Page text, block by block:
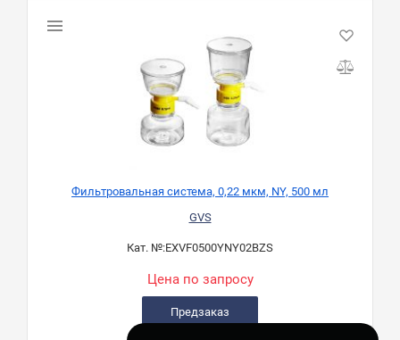
Фильтровальная система, 0,22 мкм, NY, 500 мл
GVS
Кат. №:EXVF0500YNY02BZS
Цена по запросу
Предзаказ